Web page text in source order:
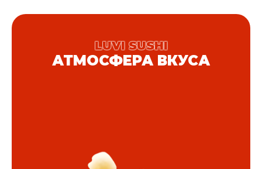
LUVI SUSHI
АТМОСФЕРА ВКУСА